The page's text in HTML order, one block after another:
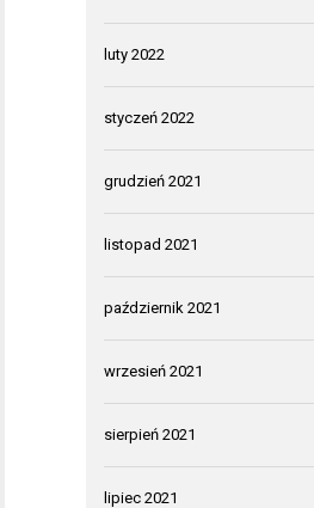
luty 2022
styczeń 2022
grudzień 2021
listopad 2021
październik 2021
wrzesień 2021
sierpień 2021
lipiec 2021